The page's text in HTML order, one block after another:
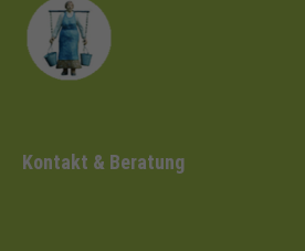
Kontakt & Beratung